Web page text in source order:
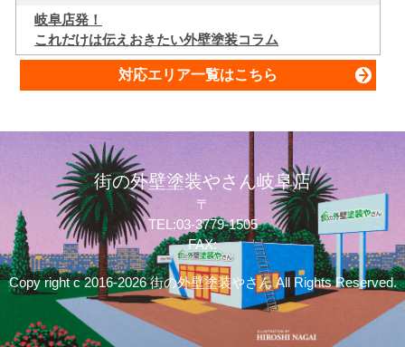
岐阜店発！
これだけは伝えおきたい外壁塗装コラム
対応エリア一覧はこちら
街の外壁塗装やさん岐阜店
〒
TEL:03-3779-1505
FAX:
Copy right c 2016-2026 街の外壁塗装やさん All Rights Reserved.